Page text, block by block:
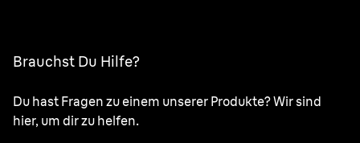
Brauchst Du Hilfe?
Du hast Fragen zu einem unserer Produkte? Wir sind
hier, um dir zu helfen.